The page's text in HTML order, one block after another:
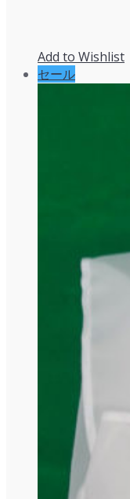
Add to Wishlist
セール